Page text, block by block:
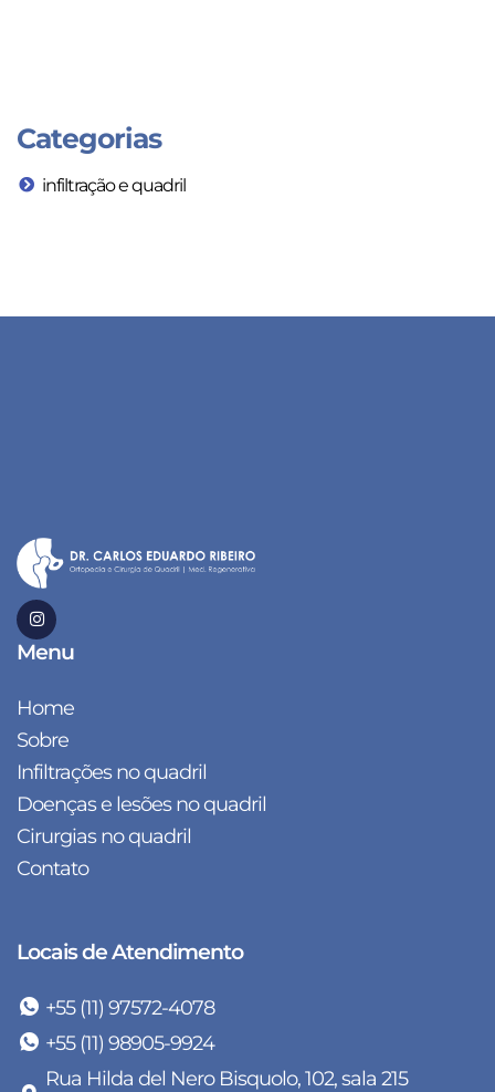
Categorias
infiltração e quadril
Menu
Home
Sobre
Infiltrações no quadril
Doenças e lesões no quadril
Cirurgias no quadril
Contato
Locais de Atendimento
+55 (11) 97572-4078
+55 (11) 98905-9924
Rua Hilda del Nero Bisquolo, 102, sala 215